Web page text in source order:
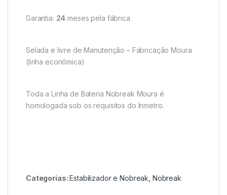
Garantia: 24 meses pela fábrica
Selada e livre de Manutenção – Fabricação Moura
(linha econômica)
Toda a Linha de Bateria Nobreak Moura é
homologada sob os requisitos do Inmetro.
Categorias:Estabilizador e Nobreak Nobreak